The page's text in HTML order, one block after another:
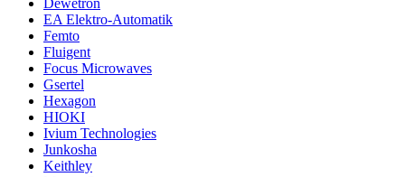
EA Elektro-Automatik
Femto
Fluigent
Focus Microwaves
Gsertel
Hexagon
HIOKI
Ivium Technologies
Junkosha
Keithley